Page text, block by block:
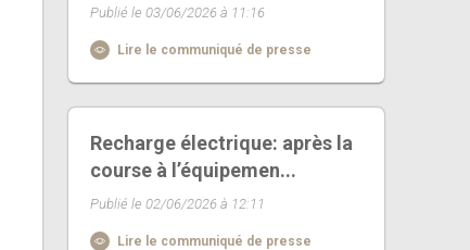
Publié le 03/06/2026 à 11:16
Lire le communiqué de presse
Recharge électrique: après la
course à l’équipemen...
Publié le 02/06/2026 à 12:11
Lire le communiqué de presse